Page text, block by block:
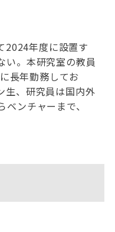
2024年度に設置す
い。本研究室の教員
長年勤務してお
生、研究員は国内外
ンチャーまで、